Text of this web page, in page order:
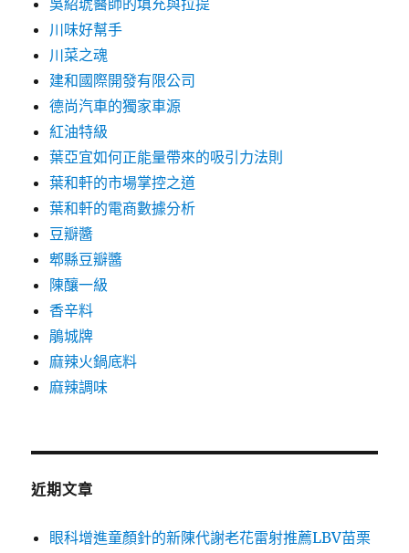
吳紹琥醫師的填充與拉提
川味好幫手
川菜之魂
建和國際開發有限公司
德尚汽車的獨家車源
紅油特級
葉亞宜如何正能量帶來的吸引力法則
葉和軒的市場掌控之道
葉和軒的電商數據分析
豆瓣醬
郫縣豆瓣醬
陳釀一級
香辛料
鵑城牌
麻辣火鍋底料
麻辣調味
近期文章
眼科增進童顏針的新陳代謝老花雷射推薦LBV苗栗